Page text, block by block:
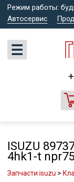
Режим работы:
Автосервис
ISUZU
4hk1-t
Запчасти isuzu >